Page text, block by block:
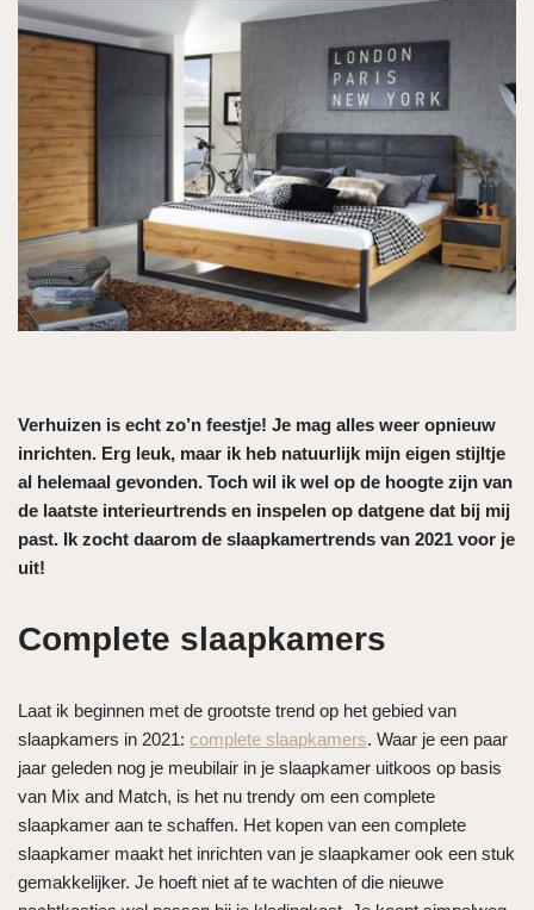
Verhuizen is echt zo’n feestje! Je mag alles weer opnieuw
inrichten. Erg leuk, maar ik heb natuurlijk mijn eigen stijltje
al helemaal gevonden. Toch wil ik wel op de hoogte zijn van
de laatste interieurtrends en inspelen op datgene dat bij mij
past. Ik zocht daarom de slaapkamertrends van 2021 voor je
uit!
Complete slaapkamers
Laat ik beginnen met de grootste trend op het gebied van
slaapkamers in 2021: complete slaapkamers. Waar je een paar
jaar geleden nog je meubilair in je slaapkamer uitkoos op basis
van Mix and Match, is het nu trendy om een complete
slaapkamer aan te schaffen. Het kopen van een complete
slaapkamer maakt het inrichten van je slaapkamer ook een stuk
gemakkelijker. Je hoeft niet af te wachten of die nieuwe